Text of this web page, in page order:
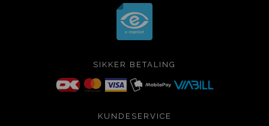
SIKKER BETALING
KUNDESERVICE